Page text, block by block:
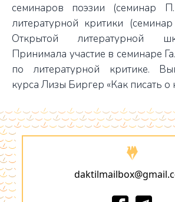
семинаров поэзии (семинар
литературной критики
Открытой литературной
Принимала участие в семинаре
по литературной критике.
курса Лизы Биргер «Как писать о